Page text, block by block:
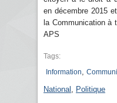
en décembre 2015
la Communication à
APS
Tags:
Information
National Politique